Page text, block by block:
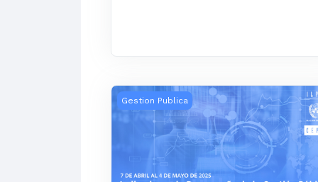
Indicadores de Desempeño de la
Gestion Publica